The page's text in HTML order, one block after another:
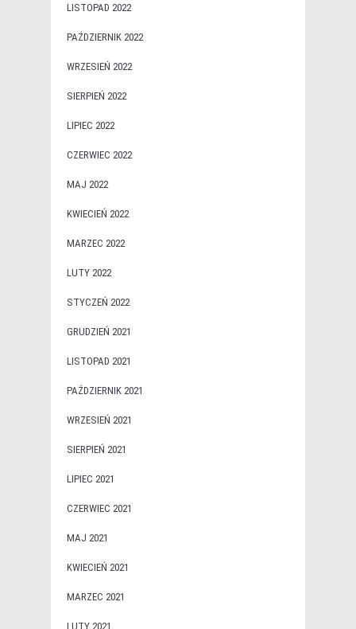
LISTOPAD 2022
PAŹDZIERNIK 2022
WRZESIEŃ 2022
SIERPIEŃ 2022
LIPIEC 2022
CZERWIEC 2022
MAJ 2022
KWIECIEŃ 2022
MARZEC 2022
LUTY 2022
STYCZEŃ 2022
GRUDZIEŃ 2021
LISTOPAD 2021
PAŹDZIERNIK 2021
WRZESIEŃ 2021
SIERPIEŃ 2021
LIPIEC 2021
CZERWIEC 2021
MAJ 2021
KWIECIEŃ 2021
MARZEC 2021
LUTY 2021